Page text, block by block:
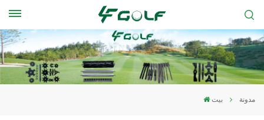
بيت مدونة